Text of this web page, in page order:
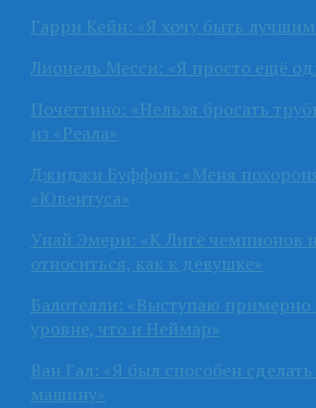
Гарри Кейн: «Я хочу быть
Лионель Месси: «Я просто ещё
Почеттино: «Нельзя бросать
из «Реала»
Джиджи Буффон: «Меня
«Ювентуса»
Унай Эмери: «К Лиге чемпионов
относиться, как к девушке»
Балотелли: «Выступаю примерно
уровне, что и Неймар»
Ван Гал: «Я был способен
машину»